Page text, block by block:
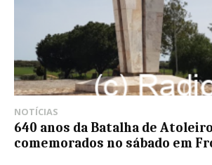
NOTÍCIAS
640 anos da Batalha de
comemorados no sábado em